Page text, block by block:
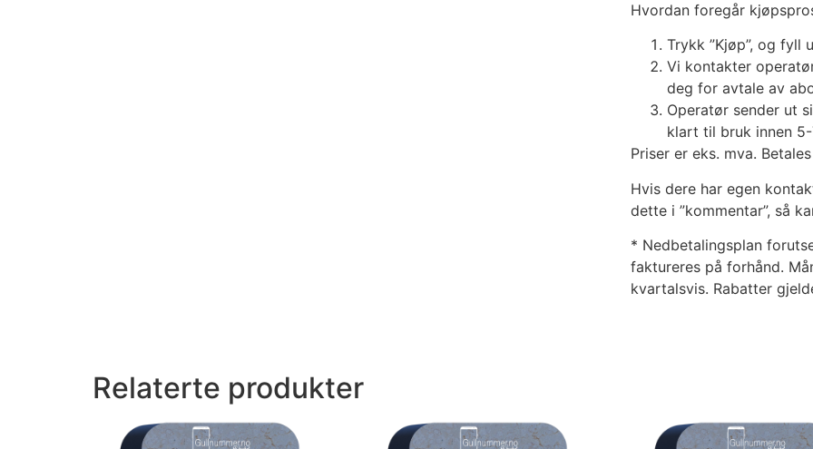
Hvordan foregår
Trykk ”Kjøp”, og fyll
Vi kontakter
deg for avtale av
Operatør sender ut
klart til bruk innen
Priser er eks. mva.
Hvis dere har egen
dette i ”kommentar”, så
* Nedbetalingsplan
faktureres på forhånd.
kvartalsvis. Rabatter
Relaterte produkter